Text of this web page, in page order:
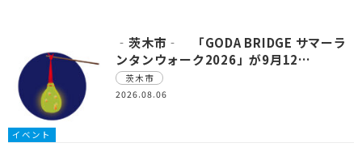
イベント
‐茨木市‐ 「GODA BRIDGE サマーラ
ンタンウォーク2026」が9月12…
茨木市
2026.08.06